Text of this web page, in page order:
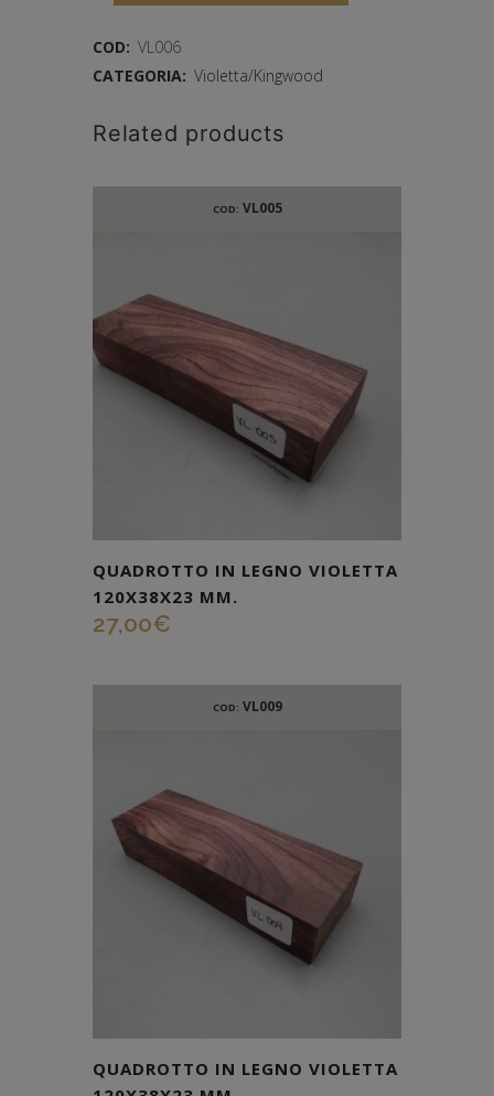
COD: VL006
CATEGORIA: Violetta/Kingwood
Related products
COD: VL005
QUADROTTO IN LEGNO VIOLETTA
120X38X23 MM.
27,00€
COD: VL009
QUADROTTO IN LEGNO VIOLETTA